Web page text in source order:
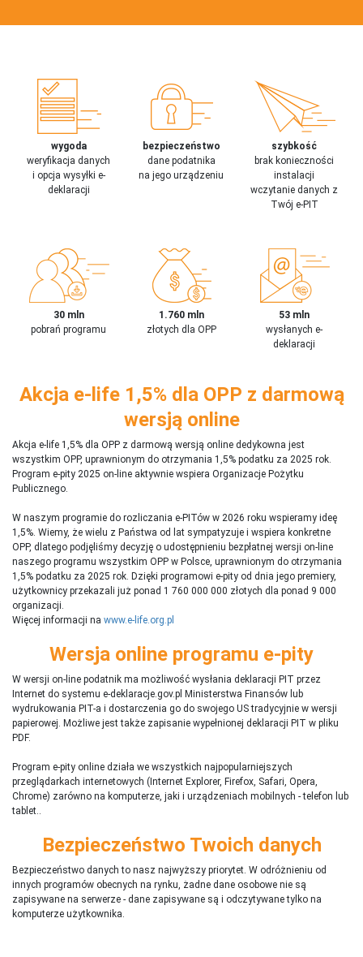
wygoda
weryfikacja danych
i opcja wysyłki e-
deklaracji
bezpieczeństwo
dane podatnika
na jego urządzeniu
szybkość
brak konieczności
instalacji
wczytanie danych z
Twój e-PIT
30 mln
pobrań programu
1.760 mln
złotych dla OPP
53 mln
wysłanych e-
deklaracji
Akcja e-life 1,5% dla OPP z darmową
wersją online
Akcja e-life 1,5% dla OPP z darmową wersją online dedykowna jest
wszystkim OPP, uprawnionym do otrzymania 1,5% podatku za 2025 rok.
Program e-pity 2025 on-line aktywnie wspiera Organizacje Pożytku
Publicznego.
W naszym programie do rozliczania e-PITów w 2026 roku wspieramy ideę
1,5%. Wiemy, że wielu z Państwa od lat sympatyzuje i wspiera konkretne
OPP, dlatego podjęliśmy decyzję o udostępnieniu bezpłatnej wersji on-line
naszego programu wszystkim OPP w Polsce, uprawnionym do otrzymania
1,5% podatku za 2025 rok. Dzięki programowi e-pity od dnia jego premiery,
użytkownicy przekazali już ponad 1 760 000 000 złotych dla ponad 9 000
organizacji.
Więcej informacji na www.e-life.org.pl
Wersja online programu e-pity
W wersji on-line podatnik ma możliwość wysłania deklaracji PIT przez
Internet do systemu e-deklaracje.gov.pl Ministerstwa Finansów lub
wydrukowania PIT-a i dostarczenia go do swojego US tradycyjnie w wersji
papierowej. Możliwe jest także zapisanie wypełnionej deklaracji PIT w pliku
PDF.
Program e-pity online działa we wszystkich najpopularniejszych
przeglądarkach internetowych (Internet Explorer, Firefox, Safari, Opera,
Chrome) zarówno na komputerze, jaki i urządzeniach mobilnych - telefon lub
tablet..
Bezpieczeństwo Twoich danych
Bezpieczeństwo danych to nasz najwyższy priorytet. W odróżnieniu od
innych programów obecnych na rynku, żadne dane osobowe nie są
zapisywane na serwerze - dane zapisywane są i odczytywane tylko na
komputerze użytkownika.